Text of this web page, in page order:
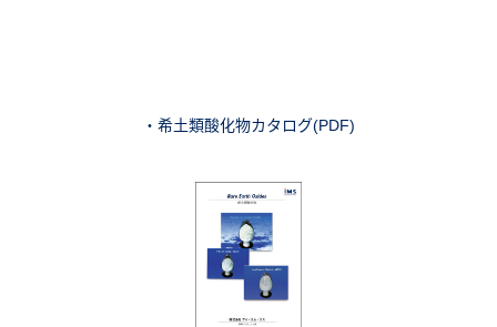
・希土類酸化物カタログ(PDF)